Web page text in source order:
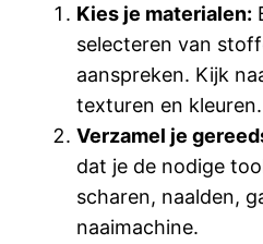
Kies je materialen:
selecteren van
aanspreken. Kijk
texturen en kleuren.
Verzamel je
dat je de nodige
scharen, naalden,
naaimachine.